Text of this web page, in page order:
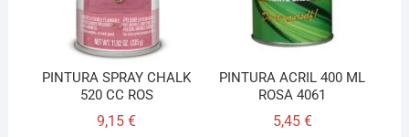
PINTURA SPRAY CHALK
520 CC ROS
9,15€
PINTURA ACRIL 400 ML
ROSA 4061
5,45 €